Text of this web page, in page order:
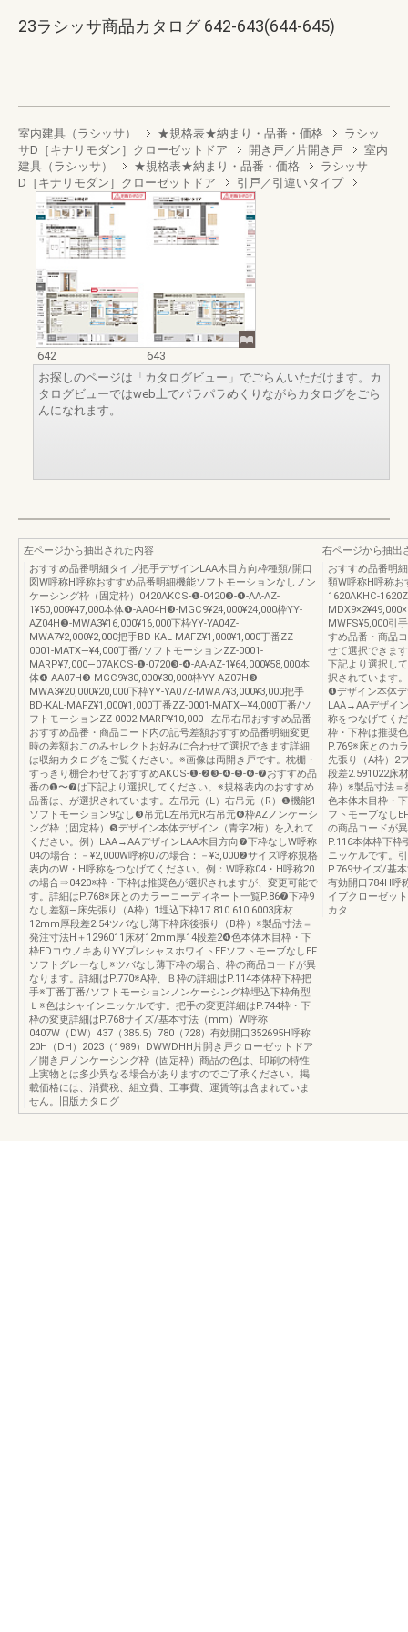
23ラシッサ商品カタログ 642-643(644-645)
室内建具（ラシッサ） ★規格表★納まり・品番・価格
ラシッ
サD［キナリモダン］クローゼットドア
開き戸／片開き戸
室内
建具（ラシッサ）
★規格表★納まり・品番・価格
ラシッサ
D［キナリモダン］クローゼットドア
引戸／引違いタイプ
642
643
お探しのページは「カタログビュー」でごらんいただけます。カ
タログビューではweb上でパラパラめくりながらカタログをごら
んになれます。
左ページから抽出された内容
おすすめ品番明細タイプ把手デザインLAA木目方向枠種類/開口
図W呼称H呼称おすすめ品番明細機能ソフトモーションなしノン
ケーシング枠（固定枠）0420AKCS-❶-0420❸-❹-AA-AZ-
1¥50,000¥47,000本体❹-AA04H❸-MGC9¥24,000¥24,000枠YY-
AZ04H❸-MWA3¥16,000¥16,000下枠YY-YA04Z-
MWA7¥2,000¥2,000把手BD-KAL-MAFZ¥1,000¥1,000丁番ZZ-
0001-MATX―¥4,000丁番/ソフトモーションZZ-0001-
MARP¥7,000―07AKCS-❶-0720❸-❹-AA-AZ-1¥64,000¥58,000本
体❹-AA07H❸-MGC9¥30,000¥30,000枠YY-AZ07H❸-
MWA3¥20,000¥20,000下枠YY-YA07Z-MWA7¥3,000¥3,000把手
BD-KAL-MAFZ¥1,000¥1,000丁番ZZ-0001-MATX―¥4,000丁番/ソ
フトモーションZZ-0002-MARP¥10,000―左吊右吊おすすめ品番
おすすめ品番・商品コード内の記号差額おすすめ品番明細変更
時の差額おこのみセレクトお好みに合わせて選択できます詳細
は収納カタログをご覧ください。※画像は両開き戸です。枕棚・
すっきり棚合わせておすすめAKCS-❶-❷❸-❹-❺-❻-❼おすすめ品
番の❶〜❼は下記より選択してください。※規格表内のおすすめ
品番は、が選択されています。左吊元（L）右吊元（R）❶機能1
ソフトモーション9なし❸吊元L左吊元R右吊元❻枠AZノンケーシ
ング枠（固定枠）❺デザイン本体デザイン（青字2桁）を入れて
ください。例）LAA→AAデザインLAA木目方向❼下枠なしW呼称
04の場合：－¥2,000W呼称07の場合：－¥3,000❷サイズ呼称規格
表内のW・H呼称をつなげてください。例：W呼称04・H呼称20
の場合⇒0420※枠・下枠は推奨色が選択されますが、変更可能で
す。詳細はP.768※床とのカラーコーディネート一覧P.86❼下枠9
なし差額—床先張り（A枠）1埋込下枠17.810.610.6003床材
12mm厚段差2.54ツバなし薄下枠床後張り（B枠）※製品寸法＝
発注寸法H＋1296011床材12mm厚14段差2❹色本体木目枠・下
枠EDコウノキありYYプレシャスホワイトEEソフトモーブなしEF
ソフトグレーなし※ツバなし薄下枠の場合、枠の商品コードが異
なります。詳細はP.770※A枠、Ｂ枠の詳細はP.114本体枠下枠把
手※丁番丁番/ソフトモーションノンケーシング枠埋込下枠角型
Ｌ※色はシャインニッケルです。把手の変更詳細はP.744枠・下
枠の変更詳細はP.768サイズ/基本寸法（mm）W呼称
0407W（DW）437（385.5）780（728）有効開口352695H呼称
20H（DH）2023（1989）DWWDHH片開き戸クローゼットドア
／開き戸ノンケーシング枠（固定枠）商品の色は、印刷の特性
上実物とは多少異なる場合がありますのでご了承ください。掲
載価格には、消費税、組立費、工事費、運賃等は含まれていま
せん。旧版カタログ
右ページから抽出
おすすめ品番明
類W呼称H呼称お
1620AKHC-
MWFS¥5,000引
すめ品番・商品
せて選択でき
下記より選択し
択されています
❹デザイン本体
LAA→AAデザイ
称をつなげてく
枠・下枠は推奨
P.769※床とのカ
先張り（A枠）2
段差2.591022床
枠）※製品寸法
色本体木目枠・
フトモーブなし
の商品コードが
P.116本体枠下
ニッケルです。
P.769サイズ/基
有効開口784H呼
イプクローゼッ
カタ